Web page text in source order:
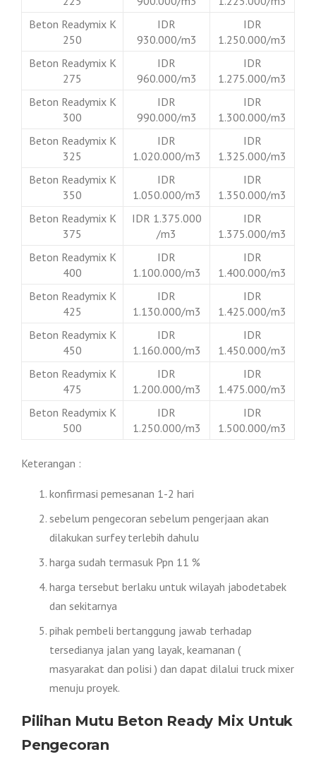
Beton Readymix K
250
IDR
930.000/m3
IDR
1.250.000/m3
Beton Readymix K
275
IDR
960.000/m3
IDR
1.275.000/m3
Beton Readymix K
300
IDR
990.000/m3
IDR
1.300.000/m3
Beton Readymix K
325
IDR
1.020.000/m3
IDR
1.325.000/m3
Beton Readymix K
350
IDR
1.050.000/m3
IDR
1.350.000/m3
Beton Readymix K
375
IDR 1.375.000
/m3
IDR
1.375.000/m3
Beton Readymix K
400
IDR
1.100.000/m3
IDR
1.400.000/m3
Beton Readymix K
425
IDR
1.130.000/m3
IDR
1.425.000/m3
Beton Readymix K
450
IDR
1.160.000/m3
IDR
1.450.000/m3
Beton Readymix K
475
IDR
1.200.000/m3
IDR
1.475.000/m3
Beton Readymix K
500
IDR
1.250.000/m3
IDR
1.500.000/m3
Keterangan :
konfirmasi pemesanan 1-2 hari
sebelum pengecoran sebelum pengerjaan akan
dilakukan surfey terlebih dahulu
harga sudah termasuk Ppn 11 %
harga tersebut berlaku untuk wilayah jabodetabek
dan sekitarnya
pihak pembeli bertanggung jawab terhadap
tersedianya jalan yang layak, keamanan (
masyarakat dan polisi ) dan dapat dilalui truck mixer
menuju proyek.
Pilihan Mutu Beton Ready Mix Untuk
Pengecoran